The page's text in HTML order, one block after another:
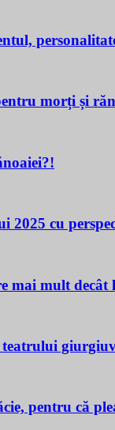
morți și
cu
mult
teatrului
pentru că